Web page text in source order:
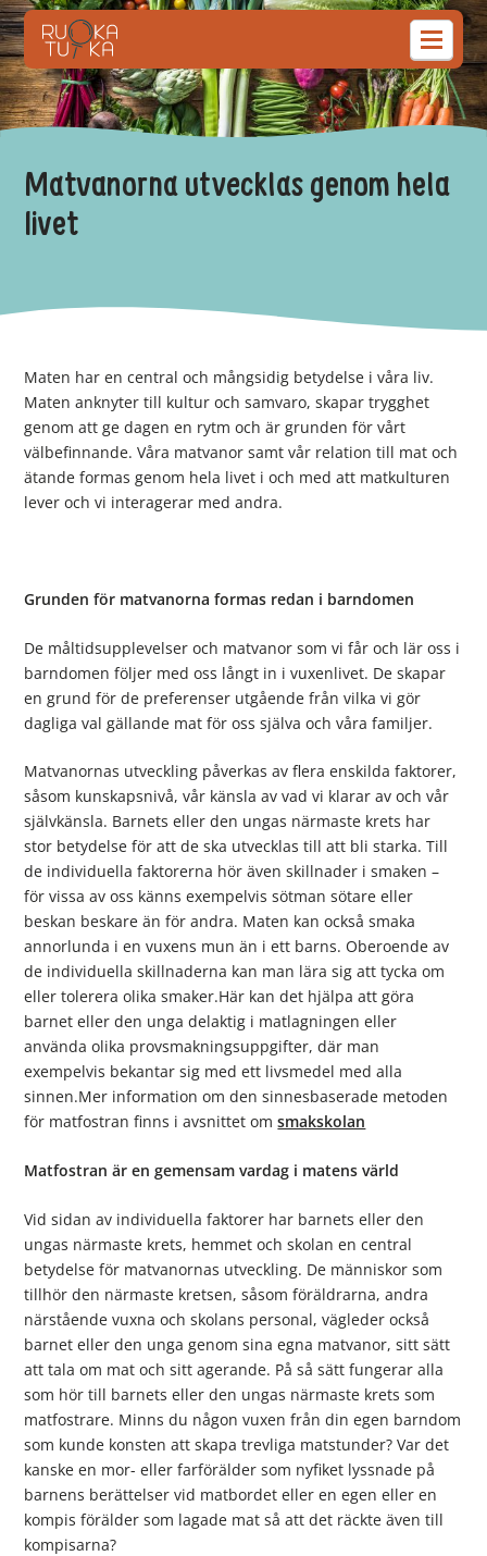
Matvanorna utvecklas genom hela
livet
Maten har en central och mångsidig betydelse i våra liv.
Maten anknyter till kultur och samvaro, skapar trygghet
genom att ge dagen en rytm och är grunden för vårt
välbefinnande. Våra matvanor samt vår relation till mat och
ätande formas genom hela livet i och med att matkulturen
lever och vi interagerar med andra.
Grunden för matvanorna formas redan i barndomen
De måltidsupplevelser och matvanor som vi får och lär oss i
barndomen följer med oss långt in i vuxenlivet. De skapar
en grund för de preferenser utgående från vilka vi gör
dagliga val gällande mat för oss själva och våra familjer.
Matvanornas utveckling påverkas av flera enskilda faktorer,
såsom kunskapsnivå, vår känsla av vad vi klarar av och vår
självkänsla. Barnets eller den ungas närmaste krets har
stor betydelse för att de ska utvecklas till att bli starka. Till
de individuella faktorerna hör även skillnader i smaken –
för vissa av oss känns exempelvis sötman sötare eller
beskan beskare än för andra. Maten kan också smaka
annorlunda i en vuxens mun än i ett barns. Oberoende av
de individuella skillnaderna kan man lära sig att tycka om
eller tolerera olika smaker.Här kan det hjälpa att göra
barnet eller den unga delaktig i matlagningen eller
använda olika provsmakningsuppgifter, där man
exempelvis bekantar sig med ett livsmedel med alla
sinnen.Mer information om den sinnesbaserade metoden
för matfostran finns i avsnittet omsmakskolan
Matfostran är en gemensam vardag i matens värld
Vid sidan av individuella faktorer har barnets eller den
ungas närmaste krets, hemmet och skolan en central
betydelse för matvanornas utveckling. De människor som
tillhör den närmaste kretsen, såsom föräldrarna, andra
närstående vuxna och skolans personal, vägleder också
barnet eller den unga genom sina egna matvanor, sitt sätt
att tala om mat och sitt agerande. På så sätt fungerar alla
som hör till barnets eller den ungas närmaste krets som
matfostrare. Minns du någon vuxen från din egen barndom
som kunde konsten att skapa trevliga matstunder? Var det
kanske en mor- eller farförälder som nyfiket lyssnade på
barnens berättelser vid matbordet eller en egen eller en
kompis förälder som lagade mat så att det räckte även till
kompisarna?